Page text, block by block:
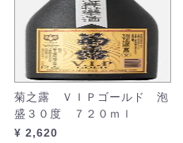
菊之露 ＶＩＰゴールド 泡
盛３０度 ７２０ｍｌ
¥ 2,620